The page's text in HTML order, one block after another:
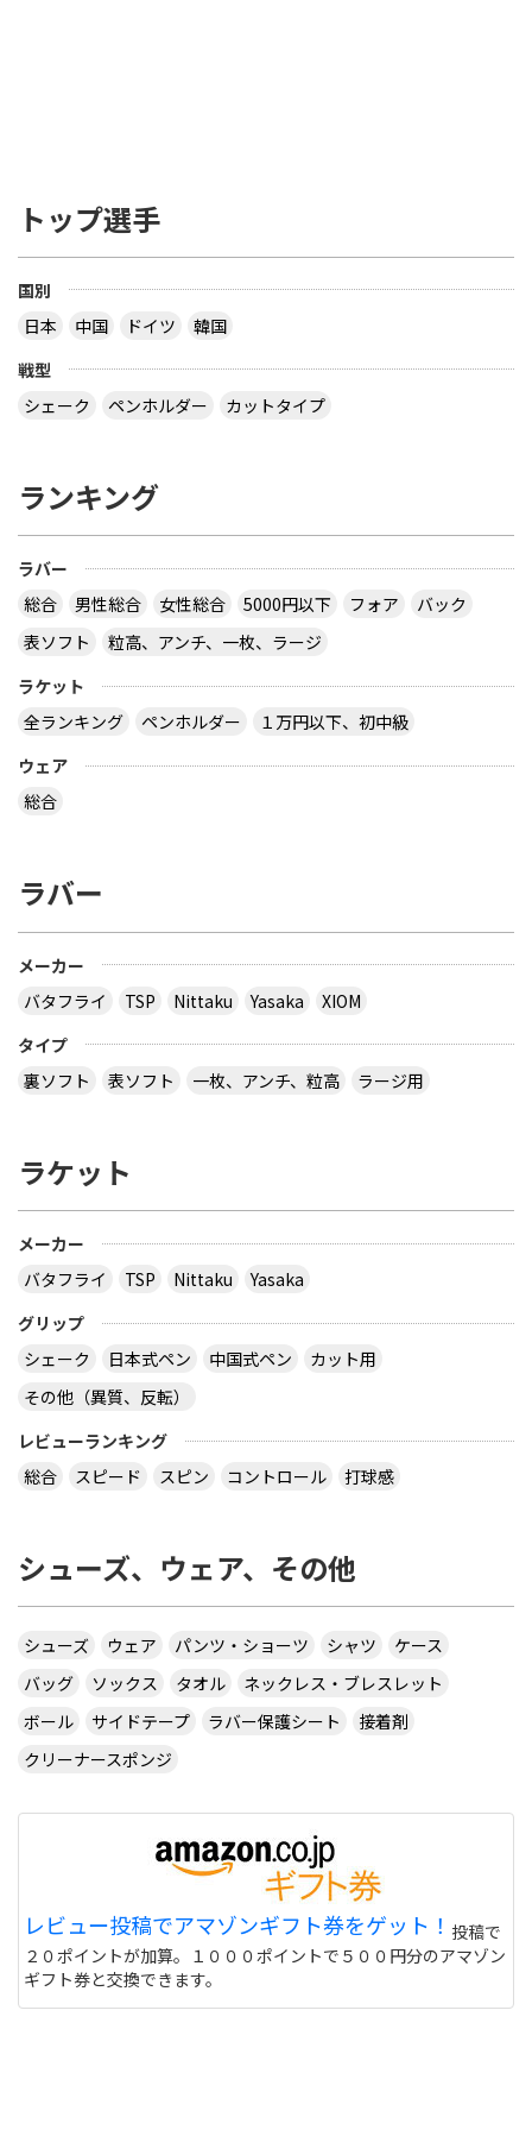
レードの厚さで 85% は天然木材でなくてはならな
い とすると、接着層の厚さは ３枚合板で 15 / 2 ＝
7.5% 以下 ５枚合板で 15 / 4 ＝ 3.75% 以下 ７枚合
なら接着層 15% もありえますね 【質問】 （１）卓
ラケットで フォア面に近い所に 厚い接着層を入れ
る想定をしたのでしょうか？
いケースもあり得ますよ。 ２枚合板、昔にあったセ
板だったか、４枚合板だったかは忘れましたが。
サイトを見る
http://table-tennis.ocnk.net/ こちらでユニフォー
おうと思っているのは Li-Ning リーニン 中国代表ユ
３月２８日～島根県で行われた全国中学選抜卓球大
会で販売されていた 背面に「loved table
tennis~」と書かれたデザインTシャツ どこで購入
多分大会Ｔシャツでしょう。 どこでも売ってないの
では？ その会場でしか買えませんので、 最後の方
はサイズごとに売り切れになるので、 欲しい場合は
午前中に購入した方が良いでしょう。 県大会より上
で、出られなくても見に行くといいと思います。
virtual table tennisというアプリについてです。
サーブから回転(カーブなど)をかけるのってどうや
出来ますが、サーブからはできません 。 もしかし
カテ違いですが・・ 攻略サイトには スピンは相手
のコートに球があるときに自分のラケット付近をダ
ブルタップ！する と書いてありますのでやっぱり
ダブルタップではないでしょうか・・・
サイトを見る
CUSTOM TABLE TENNIS というサイトでラバーを
http://www.customtabletennis.co.uk/ですが この
サイトは日本からでも購入できますか？ また個人
情報は英語で入力する必要があるのでしょうか？
偽物うってるとこもあるので 海外のサイトって注意
しないと危ない 個人輸入とかしてオクで偽物うって
る人もいるけど
サイトを見る
トップ選手
国別
日本
中国 ドイツ
韓国
戦型
シェーク
ペンホルダー カットタイプ
ランキング
ラバー
総合
男性総合 女性総合 5000円以下 フォア
バック
表ソフト
粒高、アンチ、一枚、ラージ
ラケット
全ランキング
ペンホルダー
１万円以下、初中級
ウェア
総合
ラバー
メーカー
バタフライ
TSP Nittaku Yasaka
XIOM
タイプ
裏ソフト
表ソフト 一枚、アンチ、粒高 ラージ用
ラケット
メーカー
バタフライ
TSP Nittaku
Yasaka
グリップ
シェーク
日本式ペン 中国式ペン
カット用
その他（異質、反転）
レビューランキング
総合
スピード スピン コントロール 打球感
シューズ、ウェア、その他
シューズ ウェア パンツ・ショーツ シャツ
ケース
バッグ
ソックス タオル
ネックレス・ブレスレット
ボール
サイドテープ ラバー保護シート
接着剤
クリーナースポンジ
レビュー投稿でアマゾンギフト券をゲット！ 投稿で
２０ポイントが加算。１０００ポイントで５００円分のアマゾン
ギフト券と交換できます。